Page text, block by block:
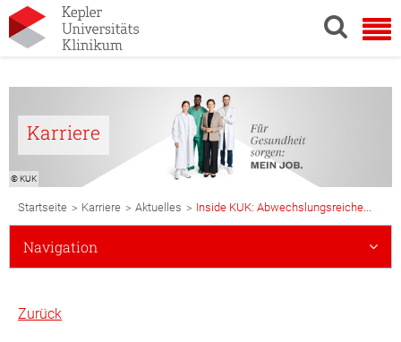
Karriere
© KUK
Breadcrumb
Navigation
Startseite > Karriere > Aktuelles > Inside KUK: Abwechslungsreiche...
Subnavigation
Mobile
Navigation
Zurück